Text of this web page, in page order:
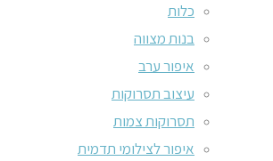
כלות
בנות מצווה
איפור ערב
עיצוב תסרוקות
תסרוקות צמות
איפור לצילומי תדמית